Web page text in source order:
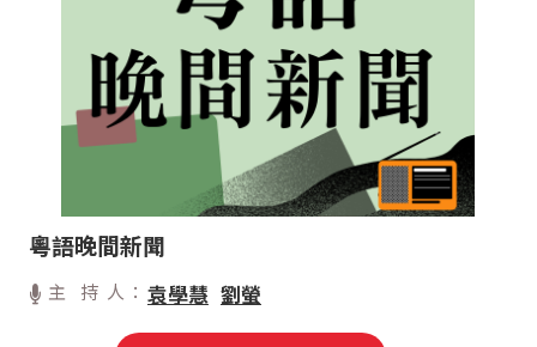
粵語晚間新聞
主 持 人： 袁學慧 劉螢